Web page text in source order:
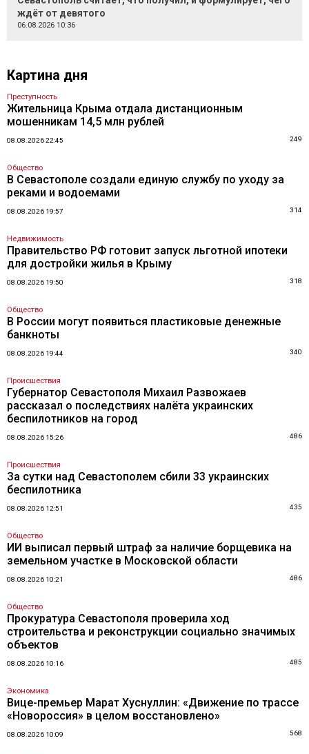
ждёт от девятого
06.08.2026 10:36
Картина дня
Преступность
Жительница Крыма отдала дистанционным
мошенникам 14,5 млн рублей
08.08.2026 22:45 249
Общество
В Севастополе создали единую службу по уходу за
реками и водоемами
08.08.2026 19:57 314
Недвижимость
Правительство РФ готовит запуск льготной ипотеки
для достройки жилья в Крыму
08.08.2026 19:50 318
Общество
В России могут появиться пластиковые денежные
банкноты
08.08.2026 19:44 340
Происшествия
Губернатор Севастополя Михаил Развожаев
рассказал о последствиях налёта украинских
беспилотников на город
08.08.2026 15:26 486
Происшествия
За сутки над Севастополем сбили 33 украинских
беспилотника
08.08.2026 12:51 435
Общество
ИИ выписал первый штраф за наличие борщевика на
земельном участке в Московской области
08.08.2026 10:21 486
Общество
Прокуратура Севастополя проверила ход
строительства и реконструкции социально значимых
объектов
08.08.2026 10:16 485
Экономика
Вице-премьер Марат Хуснуллин: «Движение по трассе
«Новороссия» в целом восстановлено»
08.08.2026 10:09 568